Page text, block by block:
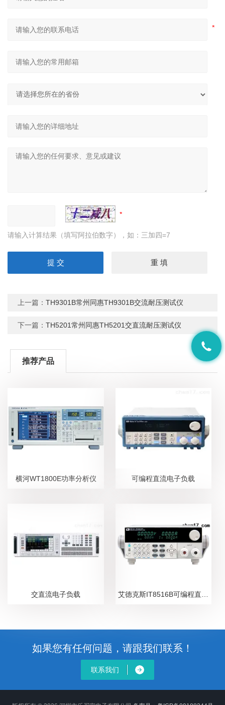
请输入计算结果（填写阿拉伯数字），如：三加四=7
上一篇：TH9301B常州同惠TH9301B交流耐压测试仪
下一篇：TH5201常州同惠TH5201交直流耐压测试仪
推荐产品
横河WT1800E功率分析仪 可编程直流电子负载
交直流电子负载
如果您有任何问题，请跟我们联系！
联系我们